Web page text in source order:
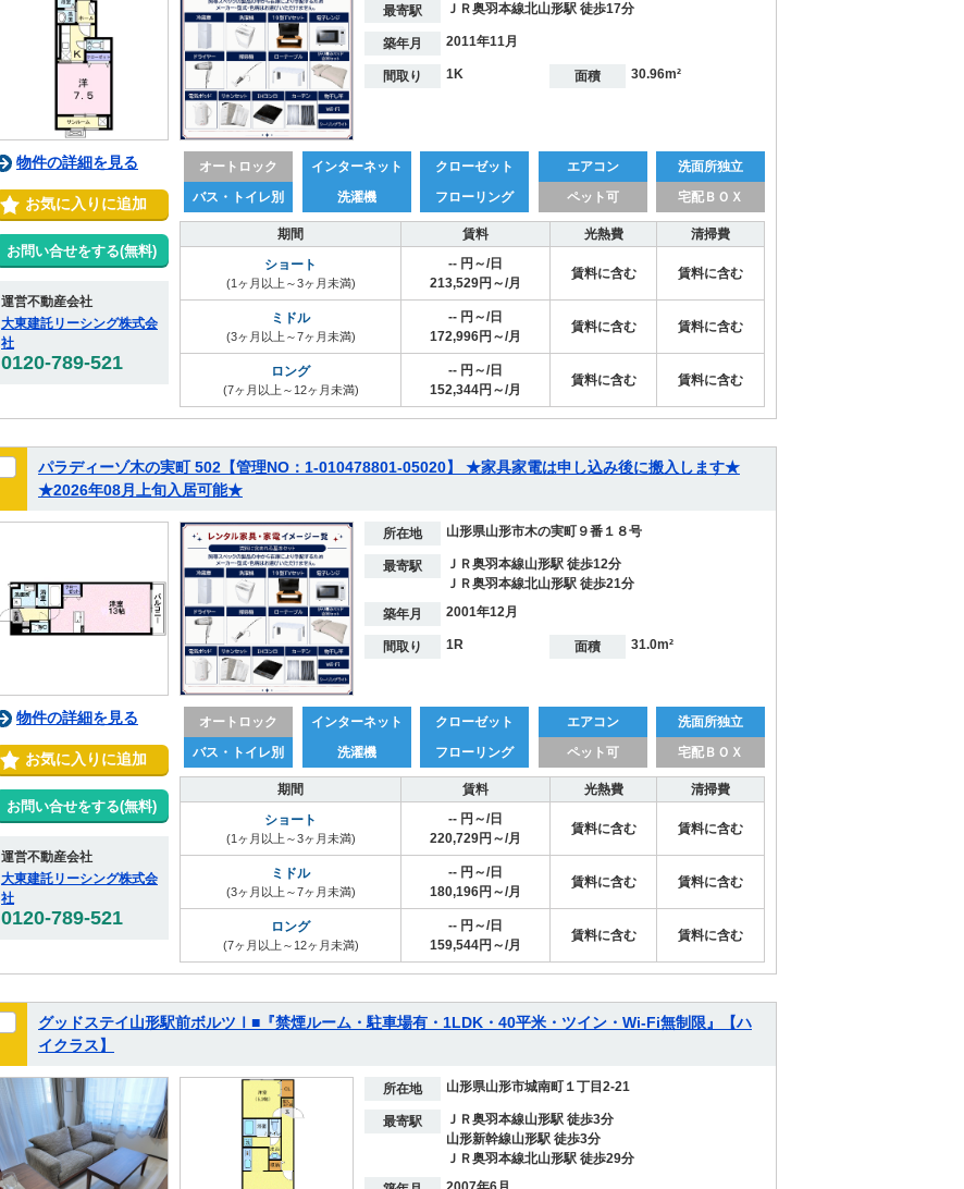
最寄駅 ＪＲ奥羽本線北山形駅 徒歩17分
築年月 2011年11月
間取り 1K 面積 30.96m²
物件の詳細を見る
お気に入りに追加
お問い合せをする(無料)
運営不動産会社
大東建託リーシング株式会
社
0120-789-521
オートロック インターネット クローゼット エアコン
洗面所独立
バス・トイレ別
洗濯機 フローリング ペット可 宅配ＢＯＸ
期間 賃料 光熱費
清掃費
ショート
(1ヶ月以上～3ヶ月未満)
-- 円～/日
213,529円～/月
賃料に含む 賃料に含む
ミドル
(3ヶ月以上～7ヶ月未満)
-- 円～/日
172,996円～/月
賃料に含む 賃料に含む
ロング
(7ヶ月以上～12ヶ月未満)
-- 円～/日
152,344円～/月
賃料に含む 賃料に含む
パラディーゾ木の実町 502【管理NO：1-010478801-05020】 ★家具家電は申し込み後に搬入します★
★2026年08月上旬入居可能★
所在地 山形県山形市木の実町９番１８号
最寄駅
ＪＲ奥羽本線山形駅 徒歩12分
ＪＲ奥羽本線北山形駅 徒歩21分
築年月
2001年12月
間取り 1R 面積 31.0m²
物件の詳細を見る
お気に入りに追加
お問い合せをする(無料)
運営不動産会社
大東建託リーシング株式会
社
0120-789-521
オートロック インターネット クローゼット エアコン
洗面所独立
バス・トイレ別
洗濯機 フローリング ペット可 宅配ＢＯＸ
期間 賃料 光熱費
清掃費
ショート
(1ヶ月以上～3ヶ月未満)
-- 円～/日
220,729円～/月
賃料に含む 賃料に含む
ミドル
(3ヶ月以上～7ヶ月未満)
-- 円～/日
180,196円～/月
賃料に含む 賃料に含む
ロング
(7ヶ月以上～12ヶ月未満)
-- 円～/日
159,544円～/月
賃料に含む 賃料に含む
グッドステイ山形駅前ボルツⅠ■『禁煙ルーム・駐車場有・1LDK・40平米・ツイン・Wi-Fi無制限』【ハ
イクラス】
所在地 山形県山形市城南町１丁目2-21
最寄駅
ＪＲ奥羽本線山形駅 徒歩3分
山形新幹線山形駅 徒歩3分
ＪＲ奥羽本線北山形駅 徒歩29分